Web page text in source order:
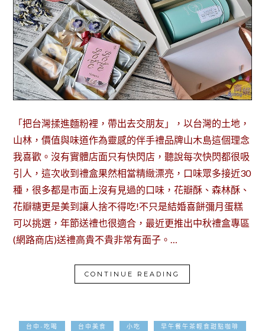
「把台灣揉進麵粉裡，帶出去交朋友」，以台灣的土地，
山林，價值與味道作為靈感的伴手禮品牌山木島這個理念
我喜歡。沒有實體店面只有快閃店，聽說每次快閃都很吸
引人，這次收到禮盒果然相當精緻漂亮，口味眾多接近30
種，很多都是市面上沒有見過的口味，花瓣酥、森林酥、
花瓣糖更是美到讓人捨不得吃!不只是結婚喜餅彌月蛋糕
可以挑選，年節送禮也很適合，最近更推出中秋禮盒專區
(網路商店)送禮高貴不貴非常有面子。…
CONTINUE READING
台中-吃喝 台中美食 小吃 早午餐午茶輕食甜點咖啡